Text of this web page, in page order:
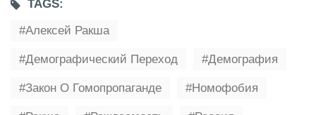
TAGS:
Алексей Ракша
Демографический Переход Демография
Закон О Гомопропаганде Номофобия